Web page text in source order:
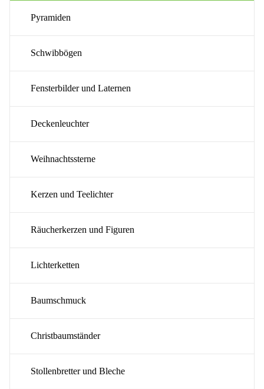
Pyramiden
Schwibbögen
Fensterbilder und Laternen
Deckenleuchter
Weihnachtssterne
Kerzen und Teelichter
Räucherkerzen und Figuren
Lichterketten
Baumschmuck
Christbaumständer
Stollenbretter und Bleche